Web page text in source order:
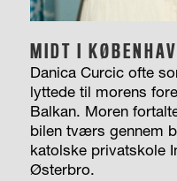
MIDT I
Danica Curcic ofte
lyttede til morens
Balkan. Moren
bilen tværs gennem
katolske privatskole
Østerbro.